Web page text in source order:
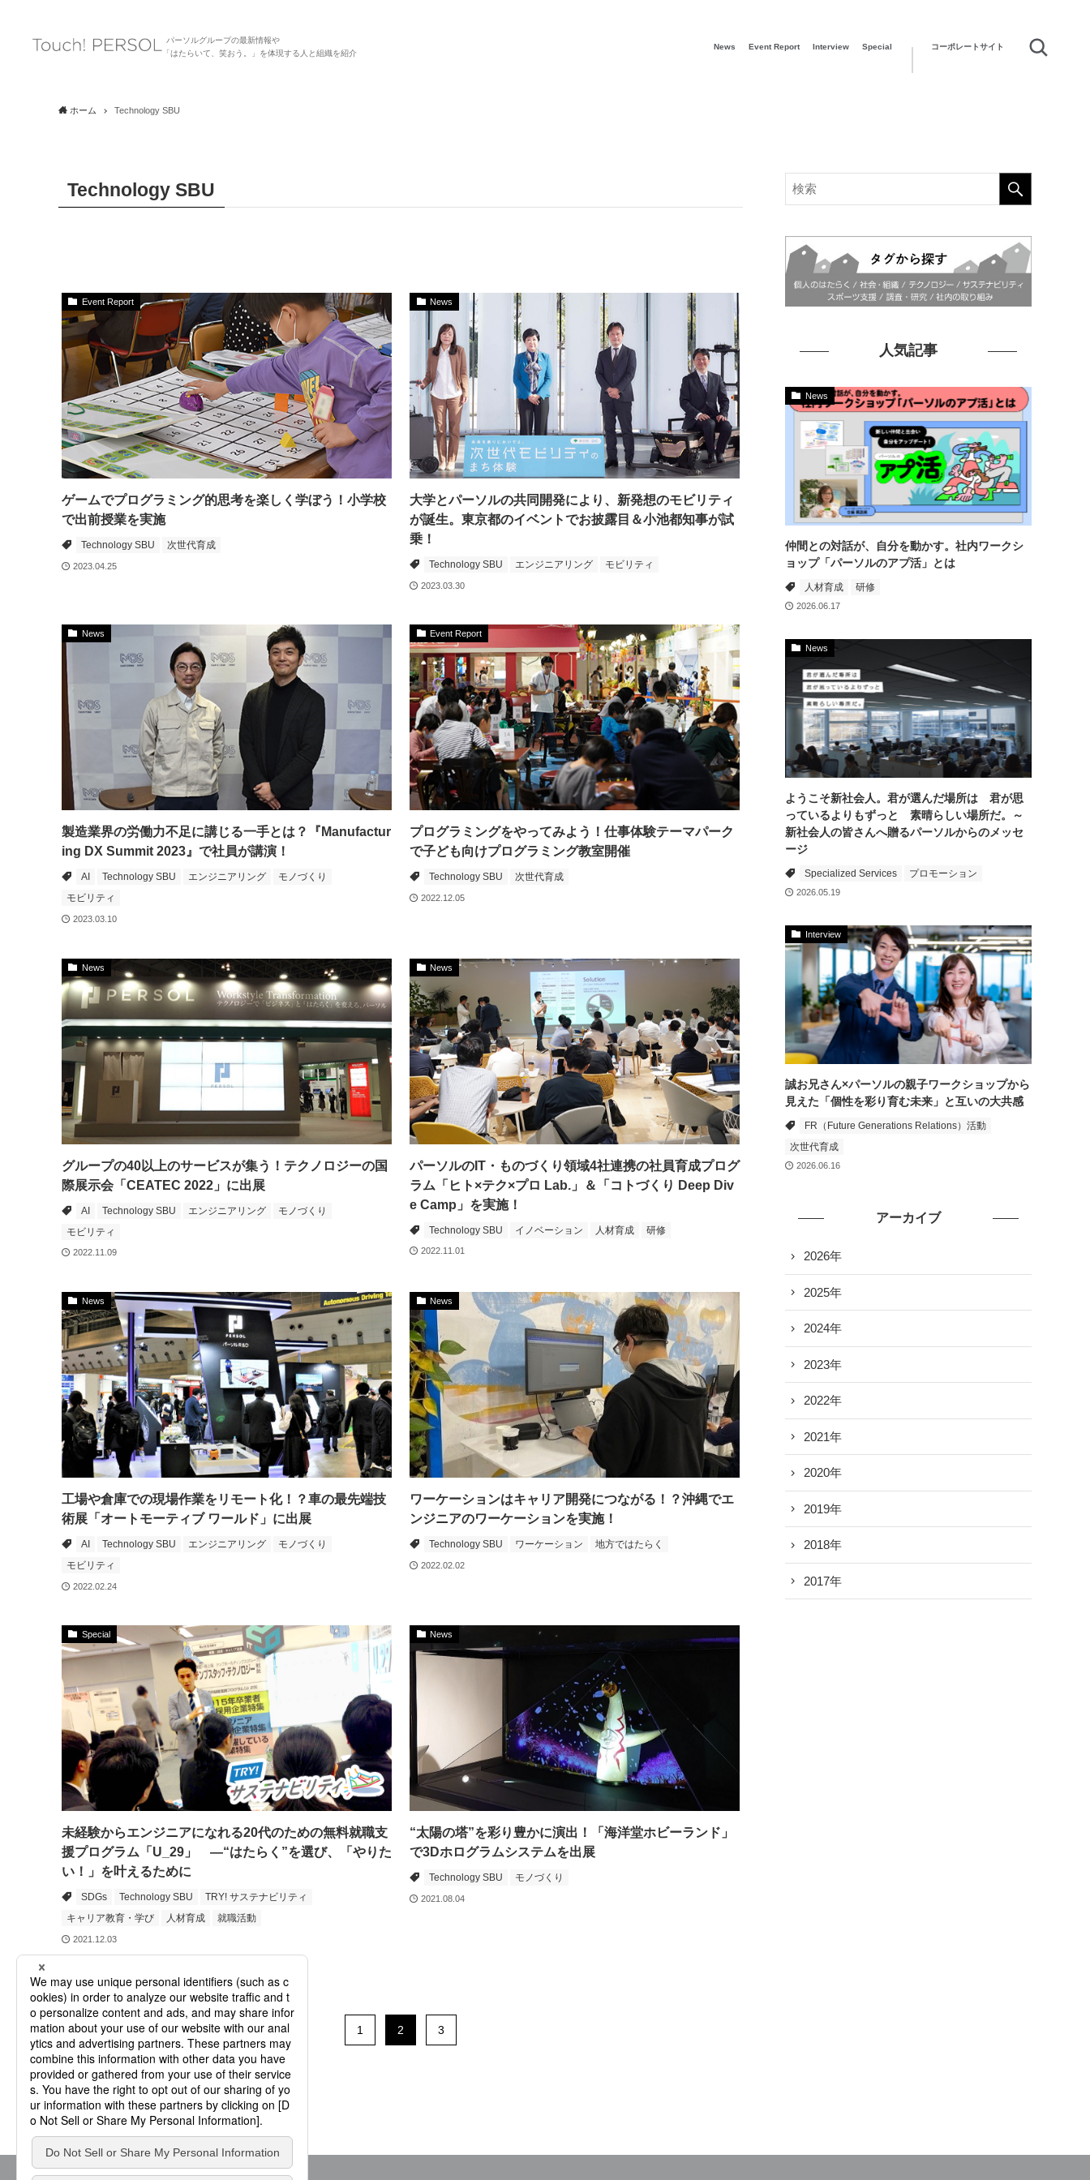
パーソルグループの最新情報や
「はたらいて、笑おう。」を体現する人と組織を紹介
News Event Report Interview Special コーポレートサイト
ホーム Technology SBU
Technology SBU
Event Report
ゲームでプログラミング的思考を楽しく学ぼう！小学校
で出前授業を実施
Technology SBU 次世代育成
2023.04.25
News
大学とパーソルの共同開発により、新発想のモビリティ
が誕生。東京都のイベントでお披露目＆小池都知事が試
乗！
Technology SBU エンジニアリング モビリティ
2023.03.30
News
製造業界の労働力不足に講じる一手とは？『Manufactur
ing DX Summit 2023』で社員が講演！
AI Technology SBU エンジニアリング
モノづくり
モビリティ
2023.03.10
Event Report
プログラミングをやってみよう！仕事体験テーマパーク
で子ども向けプログラミング教室開催
Technology SBU 次世代育成
2022.12.05
News
グループの40以上のサービスが集う！テクノロジーの国
際展示会「CEATEC 2022」に出展
AI Technology SBU エンジニアリング
モノづくり
モビリティ
2022.11.09
News
パーソルのIT・ものづくり領域4社連携の社員育成プログ
ラム「ヒト×テク×プロ Lab.」＆「コトづくり Deep Div
e Camp」を実施！
Technology SBU イノベーション 人材育成 研修
2022.11.01
News
工場や倉庫での現場作業をリモート化！？車の最先端技
術展「オートモーティブ ワールド」に出展
AI Technology SBU エンジニアリング
モノづくり
モビリティ
2022.02.24
News
ワーケーションはキャリア開発につながる！？沖縄でエ
ンジニアのワーケーションを実施！
Technology SBU ワーケーション 地方ではたらく
2022.02.02
Special
未経験からエンジニアになれる20代のための無料就職支
援プログラム「U_29」 ―“はたらく”を選び、「やりた
い！」を叶えるために
SDGs Technology SBU
TRY! サステナビリティ
キャリア教育・学び
人材育成 就職活動
2021.12.03
News
“太陽の塔”を彩り豊かに演出！「海洋堂ホビーランド」
で3Dホログラムシステムを出展
Technology SBU モノづくり
2021.08.04
1 2 3
人気記事
News
仲間との対話が、自分を動かす。社内ワークシ
ョップ「パーソルのアプ活」とは
人材育成 研修
2026.06.17
News
ようこそ新社会人。君が選んだ場所は 君が思
っているよりもずっと 素晴らしい場所だ。～
新社会人の皆さんへ贈るパーソルからのメッセ
ージ
Specialized Services プロモーション
2026.05.19
Interview
誠お兄さん×パーソルの親子ワークショップから
見えた「個性を彩り育む未来」と互いの大共感
FR（Future Generations Relations）活動
次世代育成
2026.06.16
アーカイブ
2026年
2025年
2024年
2023年
2022年
2021年
2020年
2019年
2018年
2017年